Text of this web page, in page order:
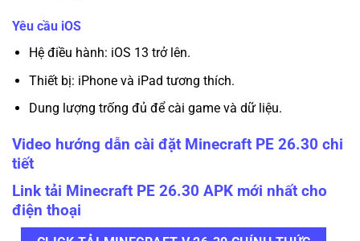
Yêu cầu iOS
Hệ điều hành: iOS 13 trở lên.
Thiết bị: iPhone và iPad tương thích.
Dung lượng trống đủ để cài game và dữ liệu.
Video hướng dẫn cài đặt Minecraft PE 26.30 chi
tiết
Link tải Minecraft PE 26.30 APK mới nhất cho
điện thoại